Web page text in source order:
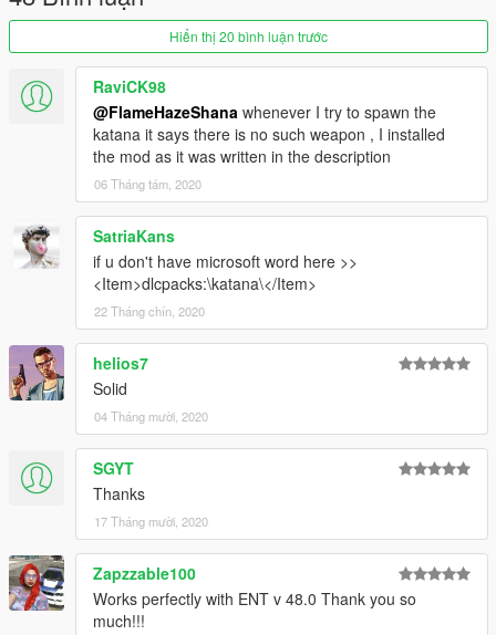
Hiển thị 20 bình luận trước
RaviCK98
@FlameHazeShana whenever I try to spawn the
katana it says there is no such weapon , I installed
the mod as it was written in the description
06 Tháng tám, 2020
SatriaKans
if u don't have microsoft word here >>
<Item>dlcpacks:\katana\</Item>
22 Tháng chín, 2020
helios7
Solid
04 Tháng mười, 2020
SGYT
Thanks
17 Tháng mười, 2020
Zapzzable100
Works perfectly with ENT v 48.0 Thank you so
much!!!